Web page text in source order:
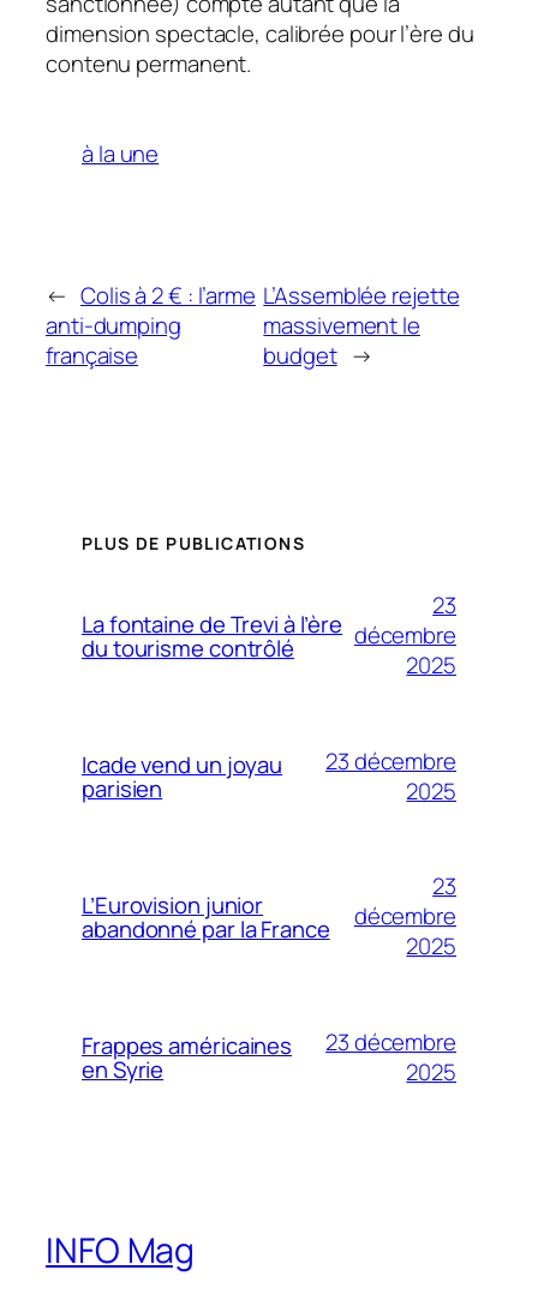
dimension spectacle, calibrée pour l’ère du
contenu permanent.
à la une
← Colis à 2 € : l’arme
anti-dumping
française
L’Assemblée rejette
massivement le
budget →
PLUS DE PUBLICATIONS
La fontaine de Trevi à l’ère
du tourisme contrôlé
23
décembre
2025
Icade vend un joyau
parisien
23 décembre
2025
L’Eurovision junior
abandonné par la France
23
décembre
2025
Frappes américaines
en Syrie
23 décembre
2025
INFO Mag